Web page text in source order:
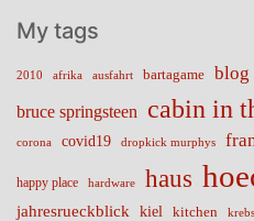
My tags
2010 afrika ausfahrt bartagame blog
bruce springsteen cabin in
corona covid19 dropkick murphys
happy place hardware haus
jahresrueckblick kiel kitchen krebs